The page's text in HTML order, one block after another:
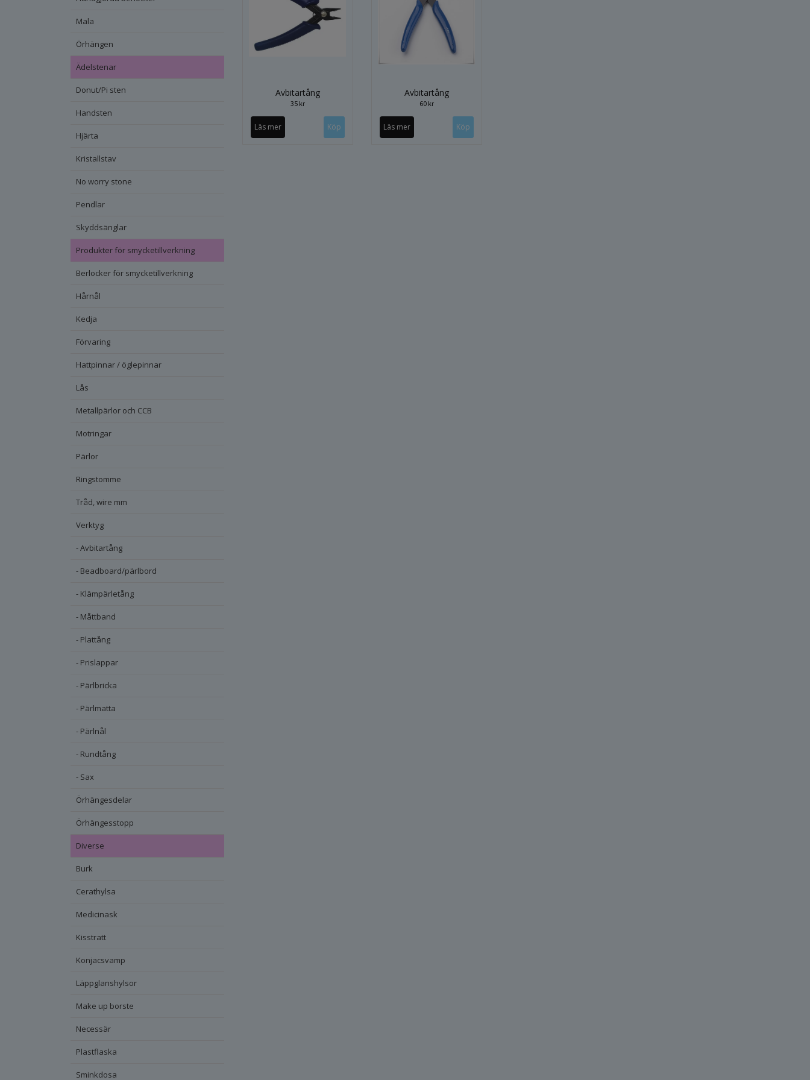
Mala
Örhängen
Ädelstenar
Donut/Pi sten
Handsten
Hjärta
Kristallstav
No worry stone
Pendlar
Skyddsänglar
Produkter för smycketillverkning
Berlocker för smycketillverkning
Hårnål
Kedja
Förvaring
Hattpinnar / öglepinnar
Lås
Metallpärlor och CCB
Motringar
Pärlor
Ringstomme
Tråd, wire mm
Verktyg
- Avbitartång
- Beadboard/pärlbord
- Klämpärletång
- Måttband
- Plattång
- Prislappar
- Pärlbricka
- Pärlmatta
- Pärlnål
- Rundtång
- Sax
Örhängesdelar
Örhängesstopp
Diverse
Burk
Cerathylsa
Medicinask
Kisstratt
Konjacsvamp
Läppglanshylsor
Make up borste
Necessär
Plastflaska
Sminkdosa
Avbitartång
35 kr
Läs mer
Avbitartång
60 kr
Läs mer